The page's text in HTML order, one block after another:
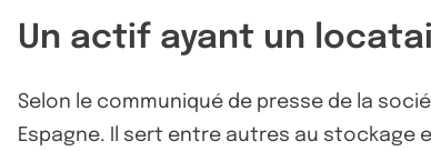
Un actif ayant un
Selon le communiqué de presse de la
Espagne. Il sert entre autres au stockage